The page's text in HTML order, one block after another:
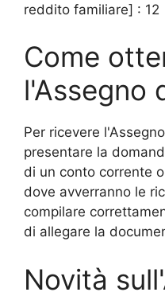
reddito familiare] : 12
Come
l'Assegno
Per ricevere
presentare la
di un conto corrente
dove avverranno le
compilare
di allegare la
Novità